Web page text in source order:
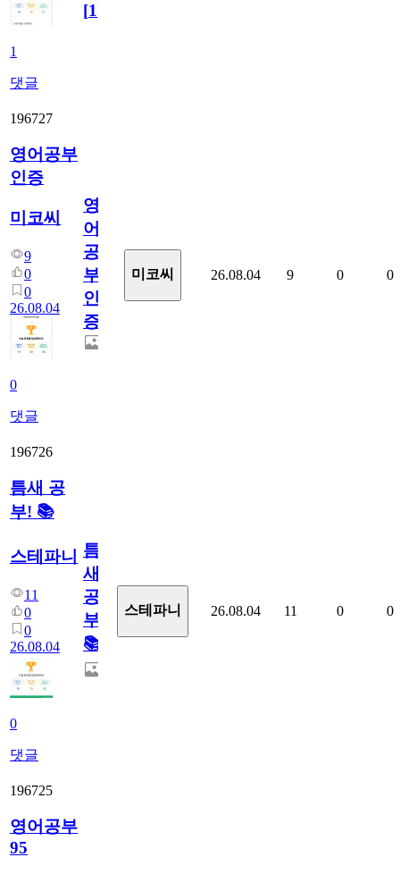
1
댓글
[1]
196727
영어공부
인증
미코씨
9
0
0
26.08.04
0
댓글
영
어
공
부
인
증
미코씨 26.08.04 9 0 0
196726
틈새 공
부! 📚
스테파니
11
0
0
26.08.04
0
댓글
틈
새
공
부!
📚
스테파니 26.08.04 11 0 0
196725
영어공부
95